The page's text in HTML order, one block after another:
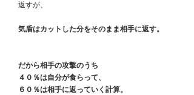
返すが、
気盾はカットした分をそのまま相手に返す。
だから相手の攻撃のうち
４０％は自分が食らって、
６０％は相手に返っていく計算。